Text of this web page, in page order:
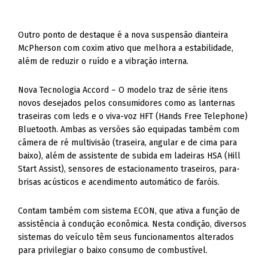
Outro ponto de destaque é a nova suspensão dianteira
McPherson com coxim ativo que melhora a estabilidade,
além de reduzir o ruído e a vibração interna.
Nova Tecnologia Accord – O modelo traz de série itens
novos desejados pelos consumidores como as lanternas
traseiras com leds e o viva-voz HFT (Hands Free Telephone)
Bluetooth. Ambas as versões são equipadas também com
câmera de ré multivisão (traseira, angular e de cima para
baixo), além de assistente de subida em ladeiras HSA (Hill
Start Assist), sensores de estacionamento traseiros, para-
brisas acústicos e acendimento automático de faróis.
Contam também com sistema ECON, que ativa a função de
assistência à condução econômica. Nesta condição, diversos
sistemas do veículo têm seus funcionamentos alterados
para privilegiar o baixo consumo de combustível.